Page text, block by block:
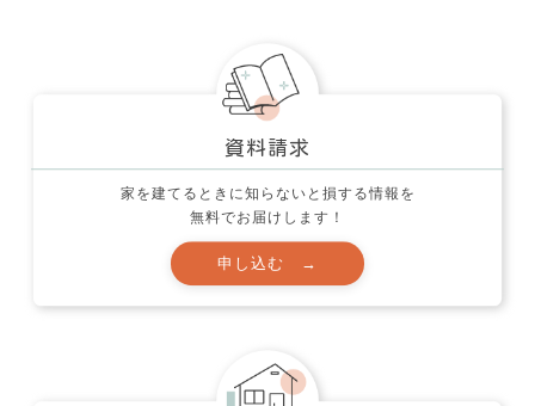
家づくり、知っておいて欲しい事 (48)
応援活動とお願い (60)
社長ブログ (139)
家を建てるときに知らないと損する情報を
無料でお届けします！